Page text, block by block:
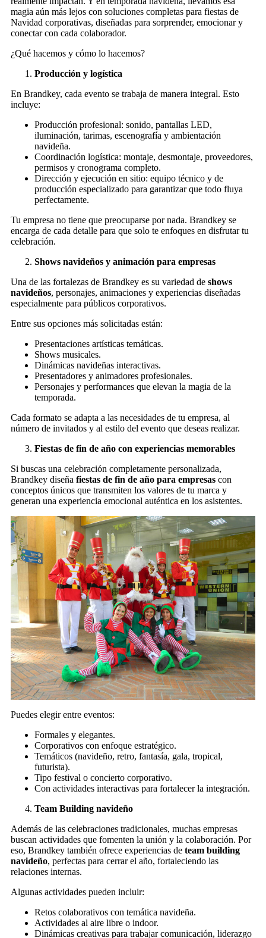
magia aún más lejos con soluciones completas para fiestas de
Navidad corporativas, diseñadas para sorprender, emocionar y
conectar con cada colaborador.
¿Qué hacemos y cómo lo hacemos?
Producción y logística
En Brandkey, cada evento se trabaja de manera integral. Esto
incluye:
Producción profesional: sonido, pantallas LED,
iluminación, tarimas, escenografía y ambientación
navideña.
Coordinación logística: montaje, desmontaje, proveedores,
permisos y cronograma completo.
Dirección y ejecución en sitio: equipo técnico y de
producción especializado para garantizar que todo fluya
perfectamente.
Tu empresa no tiene que preocuparse por nada. Brandkey se
encarga de cada detalle para que solo te enfoques en disfrutar tu
celebración.
Shows navideños y animación para empresas
Una de las fortalezas de Brandkey es su variedad de shows
navideños, personajes, animaciones y experiencias diseñadas
especialmente para públicos corporativos.
Entre sus opciones más solicitadas están:
Presentaciones artísticas temáticas.
Shows musicales.
Dinámicas navideñas interactivas.
Presentadores y animadores profesionales.
Personajes y performances que elevan la magia de la
temporada.
Cada formato se adapta a las necesidades de tu empresa, al
número de invitados y al estilo del evento que deseas realizar.
Fiestas de fin de año con experiencias memorables
Si buscas una celebración completamente personalizada,
Brandkey diseña fiestas de fin de año para empresas con
conceptos únicos que transmiten los valores de tu marca y
generan una experiencia emocional auténtica en los asistentes.
Puedes elegir entre eventos:
Formales y elegantes.
Corporativos con enfoque estratégico.
Temáticos (navideño, retro, fantasía, gala, tropical,
futurista).
Tipo festival o concierto corporativo.
Con actividades interactivas para fortalecer la integración.
Team Building navideño
Además de las celebraciones tradicionales, muchas empresas
buscan actividades que fomenten la unión y la colaboración. Por
eso, Brandkey también ofrece experiencias de team building
navideño, perfectas para cerrar el año, fortaleciendo las
relaciones internas.
Algunas actividades pueden incluir:
Retos colaborativos con temática navideña.
Actividades al aire libre o indoor.
Dinámicas creativas para trabajar comunicación, liderazgo